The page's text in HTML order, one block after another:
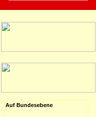
Auf Bundesebene